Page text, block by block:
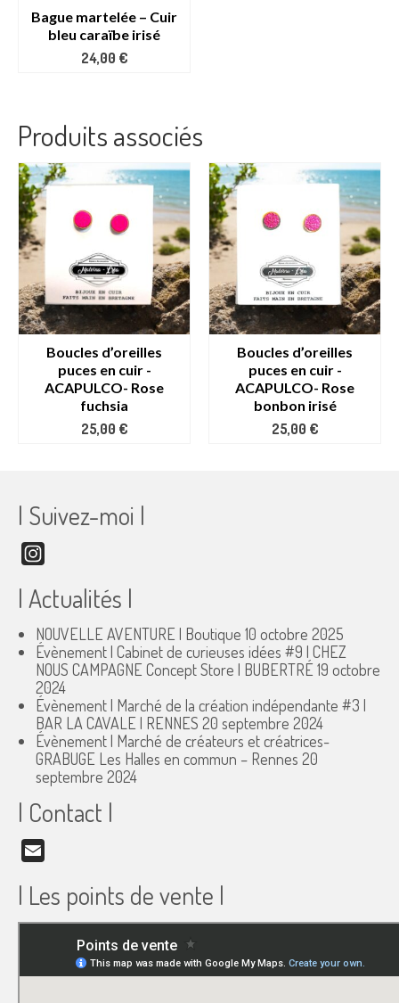
Bague martelée – Cuir
bleu caraïbe irisé
24,00 €
Produits associés
Boucles d’oreilles
puces en cuir -
ACAPULCO- Rose
fuchsia
25,00 €
Boucles d’oreilles
puces en cuir -
ACAPULCO- Rose
bonbon irisé
25,00 €
| Suivez-moi |
| Actualités |
NOUVELLE AVENTURE | Boutique 10 octobre 2025
Évènement | Cabinet de curieuses idées #9 | CHEZ
NOUS CAMPAGNE Concept Store | BUBERTRÉ 19 octobre
2024
Évènement | Marché de la création indépendante #3 |
BAR LA CAVALE | RENNES 20 septembre 2024
Évènement | Marché de créateurs et créatrices-
GRABUGE Les Halles en commun – Rennes 20
septembre 2024
| Contact |
| Les points de vente |